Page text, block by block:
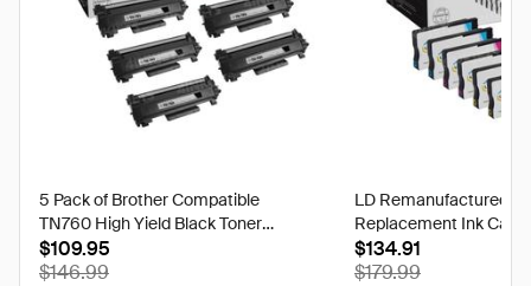
5 Pack of Brother Compatible
TN760 High Yield Black Toner
Cartridges
$109.95
$146.99
LD Remanufactured
Replacement Ink
(HP 962XL) - 3 HY
of HY Cyan, Magenta
$134.91
$179.99